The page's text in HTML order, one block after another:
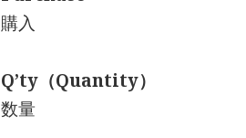
購入
Q’ty（Quantity）
数量